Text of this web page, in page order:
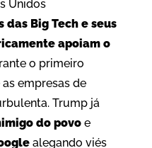
Unidos
Big Tech e seus
apoiam o
o primeiro
empresas de
Trump já
do povoe
alegando viés